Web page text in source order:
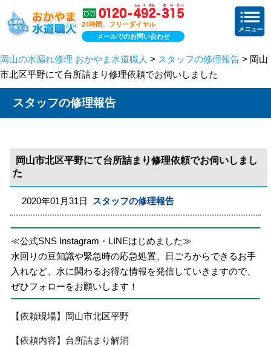
24時間、フリーダイヤル
メールでのお問い合わせ
岡山の水漏れ修理 おかやま水道職人 > スタッフの修理報告 > 岡山
市北区平野にて台所詰まり修理依頼でお伺いしました
スタッフの修理報告
岡山市北区平野にて台所詰まり修理依頼でお伺いしまし
た
2020年01月31日 スタッフの修理報告
≪公式SNS Instagram・LINEはじめました≫
水回りの豆知識や緊急時の応急処置、日ごろからできるお手
入れなど、水に関わるお得な情報を発信していきますので、
ぜひフォローをお願いします！
【依頼現場】岡山市北区平野
【依頼内容】台所詰まり解消